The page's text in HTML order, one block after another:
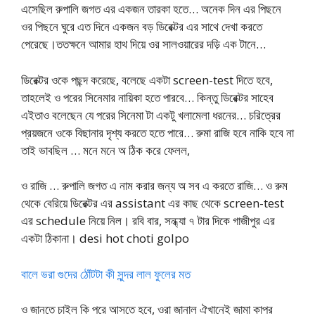
এসেছিল রুপালি জগত এর একজন তারকা হতে… অনেক দিন এর পিছনে
ওর পিছনে ঘুরে এত দিনে একজন বড় ডিরেক্টর এর সাথে দেখা করতে
পেরেছে।ততক্ষনে আমার হাথ দিয়ে ওর সালওয়ারের দড়ি এক টানে…
ডিরেক্টর ওকে পছন্দ করেছে, বলেছে একটা screen-test দিতে হবে,
তাহলেই ও পরের সিনেমার নায়িকা হতে পারবে… কিন্তু ডিরেক্টর সাহেব
এইতাও বলেছেন যে পরের সিনেমা টা একটু খলামেলা ধরনের… চরিত্রের
প্রয়জনে ওকে বিছানার দৃশ্য করতে হতে পারে… রুমা রাজি হবে নাকি হবে না
তাই ভাবছিল … মনে মনে অ ঠিক করে ফেলল,
ও রাজি … রুপালি জগত এ নাম করার জন্য অ সব এ করতে রাজি… ও রুম
থেকে বেরিয়ে ডিরেক্টর এর assistant এর কাছ থেকে screen-test
এর schedule নিয়ে নিল। রবি বার, সন্ধ্যা ৭ টার দিকে গাজীপুর এর
একটা ঠিকানা। desi hot choti golpo
বালে ভরা গুদের ঠোঁটটা কী সুন্দর লাল ফুলের মত
ও জানতে চাইল কি পরে আসতে হবে, ওরা জানাল ঐখানেই জামা কাপর